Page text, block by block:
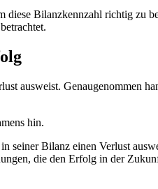
Bilanzkennzahl richtig zu
ausweist. Genaugenommen
hin.
seiner Bilanz einen Verlust
die den Erfolg in der